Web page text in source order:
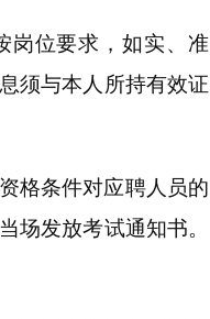
岗位要求，如实、准
须与本人所持有效证
格条件对应聘人员的
场发放考试通知书。